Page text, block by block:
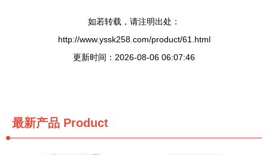
如若转载，请注明出处：
http://www.yssk258.com/product/61.html
更新时间：2026-08-06 06:07:46
最新产品 Product